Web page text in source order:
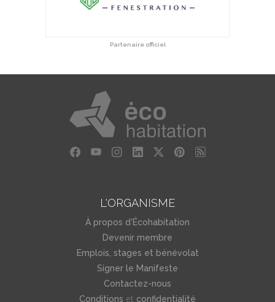
Partenaire officiel
L'ORGANISME
À propos d'Écohabitation
Devenir membre
Emplois, stages et bénévolat
Signer le Manifeste
Contactez-nous
Conditions et confidentialité